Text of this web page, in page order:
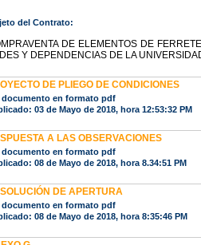
del Contrato:
DE ELEMENTOS DE
Y DEPENDENCIAS DE LA
DE PLIEGO DE CONDICIONES
documento en formato pdf
03 de Mayo de 2018, hora 12:53:32 PM
A LAS OBSERVACIONES
documento en formato pdf
08 de Mayo de 2018, hora 8.34:51 PM
DE APERTURA
documento en formato pdf
08 de Mayo de 2018, hora 8:35:46 PM